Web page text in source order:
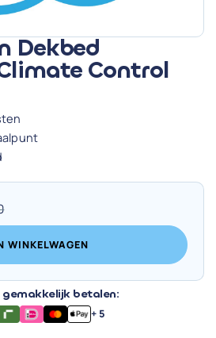
Dekbed
Control
WINKELWAGEN
gemakkelijk betalen:
+ 5